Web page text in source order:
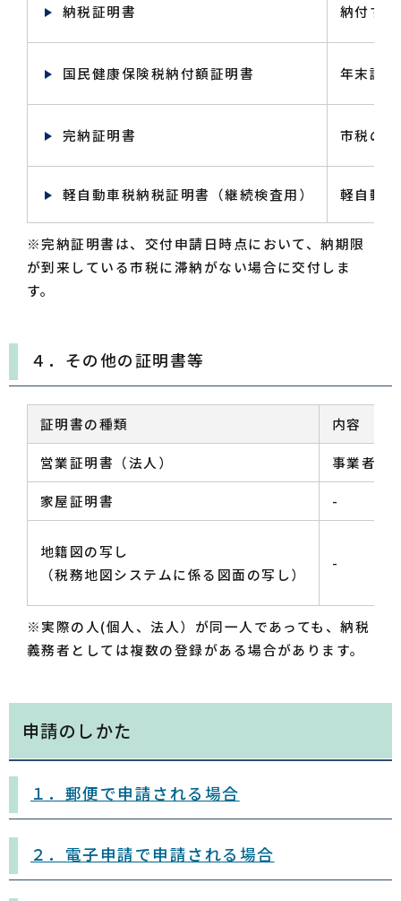
納税証明書 納付す
国民健康保険税納付額証明書 年末調
完納証明書 市税の
軽自動車税納税証明書（継続検査用） 軽自動
※完納証明書は、交付申請日時点において、納期限
が到来している市税に滞納がない場合に交付しま
す。
４．その他の証明書等
証明書の種類 内容
営業証明書（法人） 事業者と
家屋証明書 -
地籍図の写し
（税務地図システムに係る図面の写し）
-
※実際の人(個人、法人）が同一人であっても、納税
義務者としては複数の登録がある場合があります。
申請のしかた
１．郵便で申請される場合
２．電子申請で申請される場合